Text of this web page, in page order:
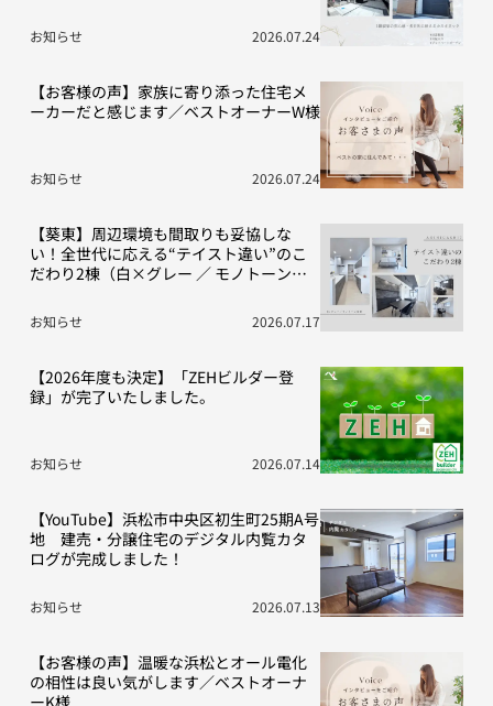
お知らせ 2026.07.24
【お客様の声】家族に寄り添った住宅メ
ーカーだと感じます／ベストオーナーW様
お知らせ 2026.07.24
【葵東】周辺環境も間取りも妥協しな
い！全世代に応える“テイスト違い”のこ
だわり2棟（白×グレー ／ モノトーン空
お知らせ 2026.07.17
【2026年度も決定】「ZEHビルダー登
録」が完了いたしました。
お知らせ 2026.07.14
【YouTube】浜松市中央区初生町25期A号
地 建売・分譲住宅のデジタル内覧カタ
ログが完成しました！
お知らせ 2026.07.13
【お客様の声】温暖な浜松とオール電化
の相性は良い気がします／ベストオーナ